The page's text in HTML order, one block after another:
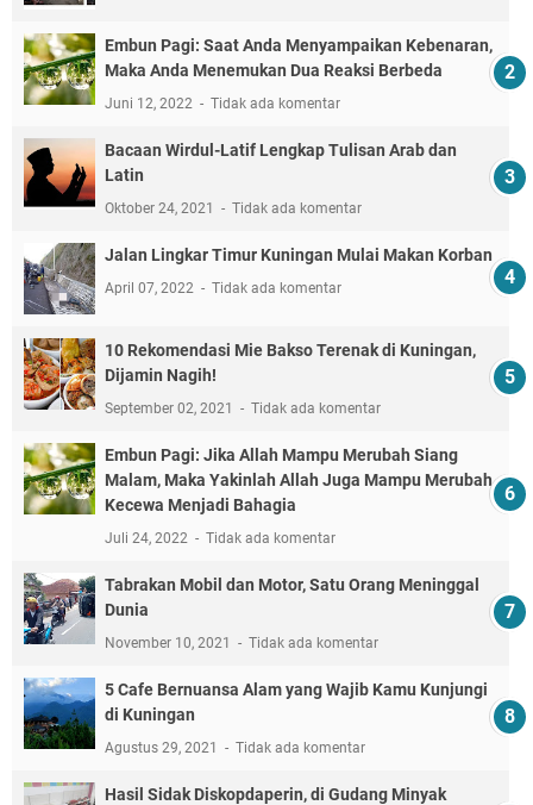
Embun Pagi: Saat Anda Menyampaikan Kebenaran,
Maka Anda Menemukan Dua Reaksi Berbeda
Juni 12, 2022 Tidak ada komentar
Bacaan Wirdul-Latif Lengkap Tulisan Arab dan
Latin
Oktober 24, 2021 Tidak ada komentar
Jalan Lingkar Timur Kuningan Mulai Makan Korban
April 07, 2022 Tidak ada komentar
10 Rekomendasi Mie Bakso Terenak di Kuningan,
Dijamin Nagih!
September 02, 2021 Tidak ada komentar
Embun Pagi: Jika Allah Mampu Merubah Siang
Malam, Maka Yakinlah Allah Juga Mampu Merubah
Kecewa Menjadi Bahagia
Juli 24, 2022 Tidak ada komentar
Tabrakan Mobil dan Motor, Satu Orang Meninggal
Dunia
November 10, 2021 Tidak ada komentar
5 Cafe Bernuansa Alam yang Wajib Kamu Kunjungi
di Kuningan
Agustus 29, 2021 Tidak ada komentar
Hasil Sidak Diskopdaperin, di Gudang Minyak